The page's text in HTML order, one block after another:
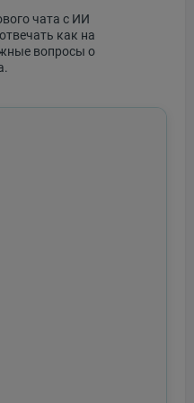
чата с ИИ
как на
вопросы о